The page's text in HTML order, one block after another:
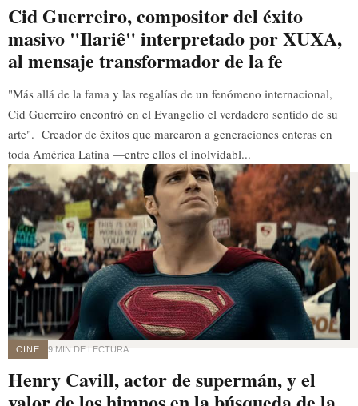
Cid Guerreiro, compositor del éxito
masivo "Ilariê" interpretado por XUXA,
al mensaje transformador de la fe
"Más allá de la fama y las regalías de un fenómeno internacional,
Cid Guerreiro encontró en el Evangelio el verdadero sentido de su
arte". Creador de éxitos que marcaron a generaciones enteras en
toda América Latina —entre ellos el inolvidabl...
CINE 9 MIN DE LECTURA
Henry Cavill, actor de supermán, y el